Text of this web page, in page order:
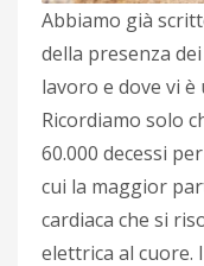
Abbiamo già
della presenza
lavoro e dove vi
Ricordiamo solo
60.000 decessi
cui la maggior
cardiaca che si
elettrica al cuore.